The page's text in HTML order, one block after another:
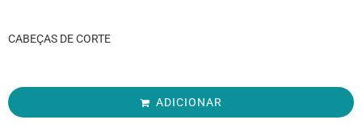
CABEÇAS DE CORTE
ADICIONAR